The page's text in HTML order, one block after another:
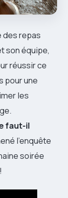
des repas
son équipe,
réussir ce
pour une
les
faut-il
l’enquête
soirée
!